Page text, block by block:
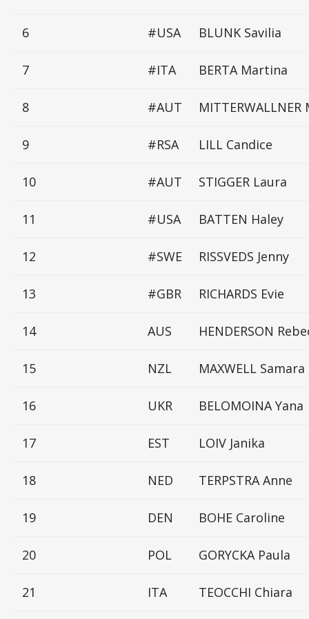
6 #USA BLUNK Savilia
7 #ITA BERTA Martina
8 #AUT MITTERWALLNER
9 #RSA LILL Candice
10 #AUT STIGGER Laura
11 #USA BATTEN Haley
12 #SWE RISSVEDS Jenny
13 #GBR RICHARDS Evie
14 AUS HENDERSON
15 NZL MAXWELL Samara
16 UKR BELOMOINA Yana
17 EST LOIV Janika
18 NED TERPSTRA Anne
19 DEN BOHE Caroline
20 POL GORYCKA Paula
21 ITA TEOCCHI Chiara